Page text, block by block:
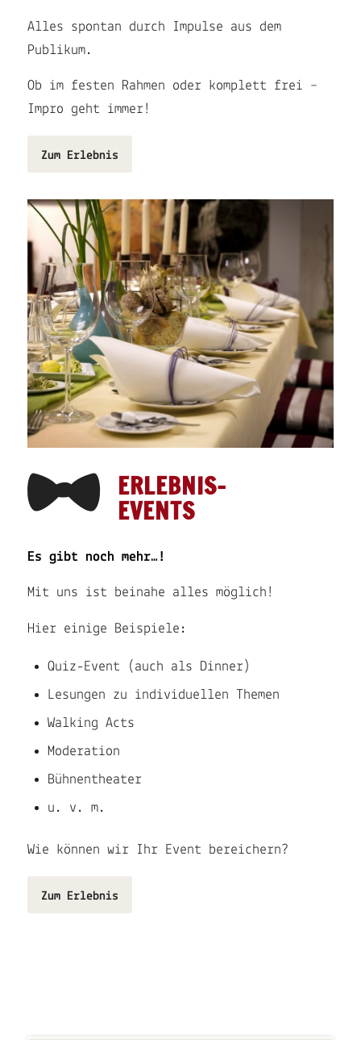
Alles spontan durch Impulse aus dem
Publikum.
Ob im festen Rahmen oder komplett frei –
Impro geht immer!
Zum Erlebnis
ERLEBNIS-
EVENTS
Es gibt noch mehr…!
Mit uns ist beinahe alles möglich!
Hier einige Beispiele:
Quiz-Event (auch als Dinner)
Lesungen zu individuellen Themen
Walking Acts
Moderation
Bühnentheater
u. v. m.
Wie können wir Ihr Event bereichern?
Zum Erlebnis